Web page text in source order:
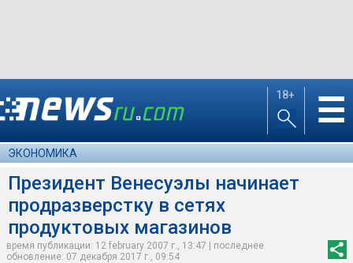
18+ ☰
ЭКОНОМИКА
Президент Венесуэлы начинает
продразверстку в сетях
продуктовых магазинов
время публикации: 12 february 2007 г., 13:47 | последнее
обновление: 07 декабря 2017 г., 09:54